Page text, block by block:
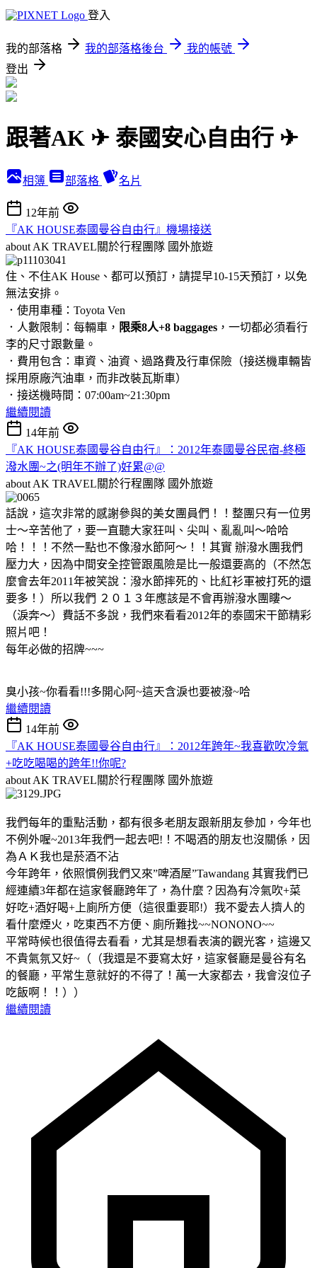
登入
我的部落格 我的部落格後台
我的帳號
登出
跟著AK ✈ 泰國安心自由行 ✈
相簿 部落格 名片
12年前
『AK HOUSE泰國曼谷自由行』機場接送
about AK TRAVEL關於行程團隊 國外旅遊
住、不住AK House、都可以預訂，請提早10-15天預訂，以免
無法安排。
．使用車種：Toyota Ven
．人數限制：每輛車， 限乘8人+8 baggages ，一切都必須看行
李的尺寸跟數量。
．費用包含：車資、油資、過路費及行車保險（接送機車輛皆
採用原廠汽油車，而非改裝瓦斯車）
．接送機時間：07:00am~21:30pm
繼續閱讀
14年前
『AK HOUSE泰國曼谷自由行』：2012年泰國曼谷民宿-終極
潑水團~之(明年不辦了)好累@@
about AK TRAVEL關於行程團隊 國外旅遊
話說，這次非常的感謝參與的美女團員們！！整團只有一位男
士～辛苦他了，要一直聽大家狂叫、尖叫、亂亂叫～哈哈
哈！！！不然一點也不像潑水節阿～！！其實 辦潑水團我們
壓力大，因為中間安全控管跟風險是比一般還要高的（不然怎
麼會去年2011年被笑說：潑水節摔死的、比紅衫軍被打死的還
要多！）所以我們 ２０１３年應該是不會再辦潑水團瞜～
（淚奔～）費話不多說，我們來看看2012年的泰國宋干節精彩
照片吧！
每年必做的招牌~~~
臭小孩~你看看!!!多開心阿~這天含淚也要被潑~哈
繼續閱讀
14年前
『AK HOUSE泰國曼谷自由行』：2012年跨年~我喜歡吹冷氣
+吃吃喝喝的跨年!!你呢?
about AK TRAVEL關於行程團隊 國外旅遊
我們每年的重點活動，都有很多老朋友跟新朋友參加，今年也
不例外喔~2013年我們一起去吧!！不喝酒的朋友也沒關係，因
為ＡＫ我也是菸酒不沾
今年跨年，依照慣例我們又來”啤酒屋”Tawandang 其實我們已
經連續3年都在這家餐廳跨年了，為什麼？因為有冷氣吹+菜
好吃+酒好喝+上廁所方便（這很重要耶!）我不愛去人擠人的
看什麼煙火，吃東西不方便、廁所難找~~NONONO~~
平常時候也很值得去看看，尤其是想看表演的觀光客，這邊又
不貴氣氛又好~（（我還是不要寫太好，這家餐廳是曼谷有名
的餐廳，平常生意就好的不得了！萬一大家都去，我會沒位子
吃飯啊！！））
繼續閱讀